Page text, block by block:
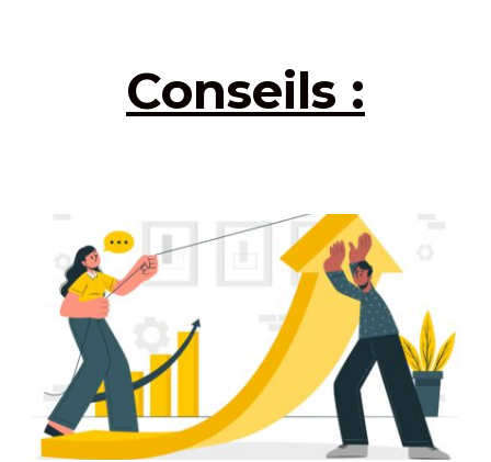
Conseils :